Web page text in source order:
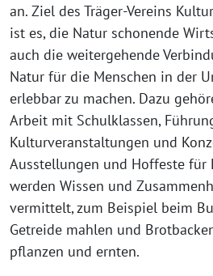
an. Ziel des Träger-Vereins
ist es, die Natur schonende
auch die weitergehende
Natur für die Menschen in der
erlebbar zu machen. Dazu
Arbeit mit Schulklassen,
Kulturveranstaltungen und
Ausstellungen und Hoffeste für
werden Wissen und
vermittelt, zum Beispiel beim
Getreide mahlen und
pflanzen und ernten.